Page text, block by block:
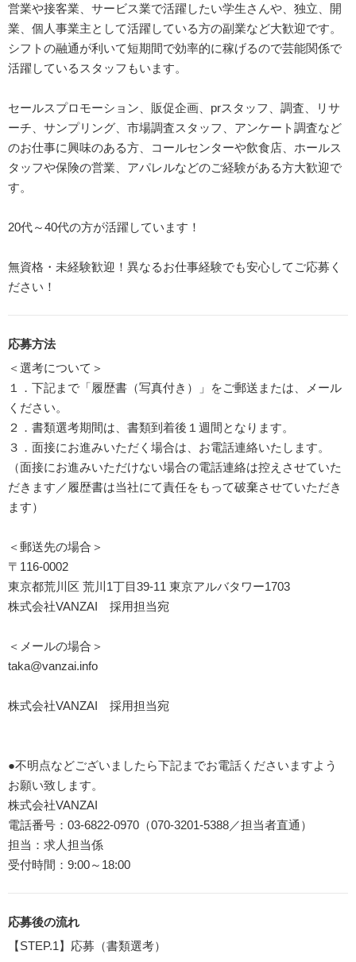
営業や接客業、サービス業で活躍したい学生さんや、独立、開
業、個人事業主として活躍している方の副業など大歓迎です。
シフトの融通が利いて短期間で効率的に稼げるので芸能関係で
活躍しているスタッフもいます。
セールスプロモーション、販促企画、prスタッフ、調査、リサ
ーチ、サンプリング、市場調査スタッフ、アンケート調査など
のお仕事に興味のある方、コールセンターや飲食店、ホールス
タッフや保険の営業、アパレルなどのご経験がある方大歓迎で
す。
20代～40代の方が活躍しています！
無資格・未経験歓迎！異なるお仕事経験でも安心してご応募く
ださい！
応募方法
＜選考について＞
１．下記まで「履歴書（写真付き）」をご郵送または、メール
ください。
２．書類選考期間は、書類到着後１週間となります。
３．面接にお進みいただく場合は、お電話連絡いたします。
（面接にお進みいただけない場合の電話連絡は控えさせていた
だきます／履歴書は当社にて責任をもって破棄させていただき
ます）
＜郵送先の場合＞
〒116-0002
東京都荒川区 荒川1丁目39-11 東京アルバタワー1703
株式会社VANZAI 採用担当宛
＜メールの場合＞
taka@vanzai.info
株式会社VANZAI 採用担当宛
●不明点などございましたら下記までお電話くださいますよう
お願い致します。
株式会社VANZAI
電話番号：03-6822-0970（070-3201-5388／担当者直通）
担当：求人担当係
受付時間：9:00～18:00
応募後の流れ
【STEP.1】応募（書類選考）